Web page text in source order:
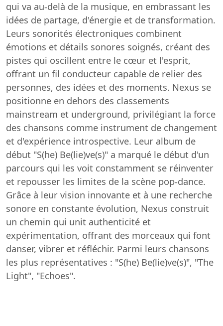
qui va au-delà de la musique, en embrassant les
idées de partage, d'énergie et de transformation.
Leurs sonorités électroniques combinent
émotions et détails sonores soignés, créant des
pistes qui oscillent entre le cœur et l'esprit,
offrant un fil conducteur capable de relier des
personnes, des idées et des moments. Nexus se
positionne en dehors des classements
mainstream et underground, privilégiant la force
des chansons comme instrument de changement
et d'expérience introspective. Leur album de
début "S(he) Be(lie)ve(s)" a marqué le début d'un
parcours qui les voit constamment se réinventer
et repousser les limites de la scène pop-dance.
Grâce à leur vision innovante et à une recherche
sonore en constante évolution, Nexus construit
un chemin qui unit authenticité et
expérimentation, offrant des morceaux qui font
danser, vibrer et réfléchir. Parmi leurs chansons
les plus représentatives : "S(he) Be(lie)ve(s)", "The
Light", "Echoes".